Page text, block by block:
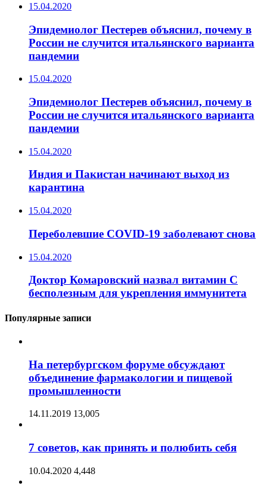
15.04.2020
Эпидемиолог Пестерев объяснил, почему в
России не случится итальянского варианта
пандемии
15.04.2020
Эпидемиолог Пестерев объяснил, почему в
России не случится итальянского варианта
пандемии
15.04.2020
Индия и Пакистан начинают выход из
карантина
15.04.2020
Переболевшие COVID-19 заболевают снова
15.04.2020
Доктор Комаровский назвал витамин C
бесполезным для укрепления иммунитета
Популярные записи
На петербургском форуме обсуждают
объединение фармакологии и пищевой
промышленности
14.11.2019 13,005
7 советов, как принять и полюбить себя
10.04.2020 4,448